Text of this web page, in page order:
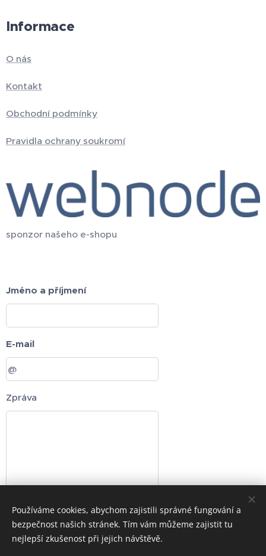
Informace
O nás
Kontakt
Obchodní podmínky
Pravidla ochrany soukromí
sponzor našeho e-shopu
Jméno a příjmení
E-mail
Zpráva
Odeslat
Používáme cookies, abychom zajistili správné fungování a
bezpečnost našich stránek. Tím vám můžeme zajistit tu
nejlepší zkušenost při jejich návštěvě.